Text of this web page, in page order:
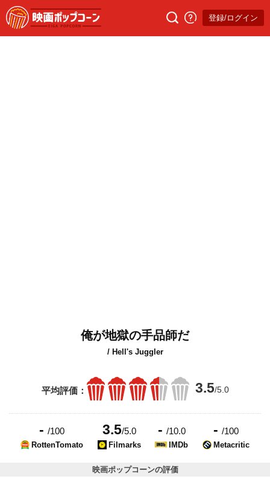
登録/ログイン
俺が地獄の手品師だ
/ Hell's Juggler
平均評価： 3.5/5.0
- /100
RottenTomato
3.5/5.0
Filmarks
- /10.0
IMDb
-/100
Metacritic
映画ポップコーンの評価